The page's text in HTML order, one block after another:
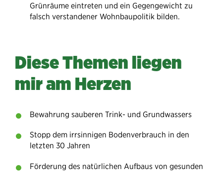
Grünräume eintreten und ein Gegengewicht zu
falsch verstandener Wohnbaupolitik bilden.
Diese Themen liegen
mir am Herzen
Bewahrung sauberen Trink- und Grundwassers
Stopp dem irrsinnigen Bodenverbrauch in den
letzten 30 Jahren
Förderung des natürlichen Aufbaus von gesunden